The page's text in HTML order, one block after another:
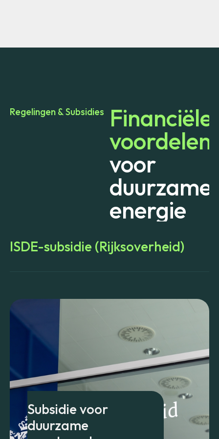
Regelingen & Subsidies Financiële
voordelen
voor
duurzame
energie
ISDE-subsidie (Rijksoverheid)
Subsidie voor
duurzame